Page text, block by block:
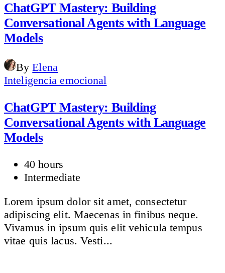
ChatGPT Mastery: Building
Conversational Agents with Language
Models
By Elena
Inteligencia emocional
ChatGPT Mastery: Building
Conversational Agents with Language
Models
40 hours
Intermediate
Lorem ipsum dolor sit amet, consectetur
adipiscing elit. Maecenas in finibus neque.
Vivamus in ipsum quis elit vehicula tempus
vitae quis lacus. Vesti...